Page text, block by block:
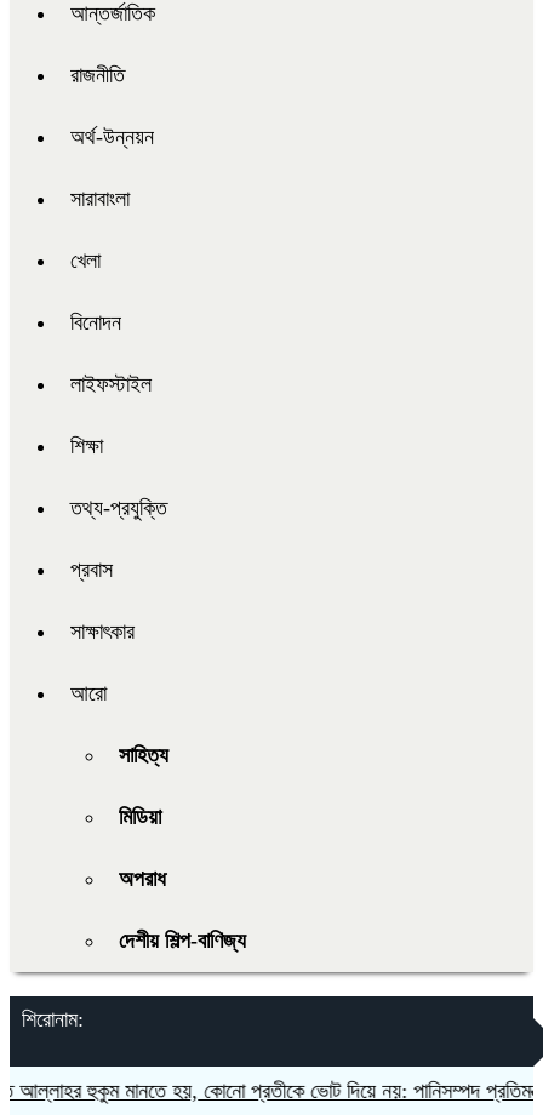
আন্তর্জাতিক
রাজনীতি
অর্থ-উন্নয়ন
সারাবাংলা
খেলা
বিনোদন
লাইফস্টাইল
শিক্ষা
তথ্য-প্রযুক্তি
প্রবাস
সাক্ষাৎকার
আরো
সাহিত্য
মিডিয়া
অপরাধ
দেশীয় শিল্প-বাণিজ্য
শিরোনাম:
হুকুম মানতে হয়, কোনো প্রতীকে ভোট দিয়ে নয়: পানিসম্পদ প্রতিমন্ত্রী